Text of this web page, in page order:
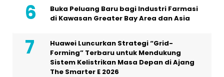
Buka Peluang Baru bagi Industri Farmasi
di Kawasan Greater Bay Area dan Asia
Huawei Luncurkan Strategi “Grid-
Forming” Terbaru untuk Mendukung
Sistem Kelistrikan Masa Depan di Ajang
The Smarter E 2026